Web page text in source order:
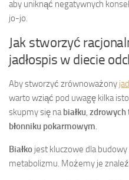
aby uniknąć negatywnych
jo-jo.
Jak stworzyć
jadłospis w diecie
Aby stworzyć zrównoważony
warto wziąć pod uwagę kilka
skupmy się nabiałku, zdrowych
błonniku pokarmowym.
Białko jest kluczowe dla
metabolizmu. Możemy je